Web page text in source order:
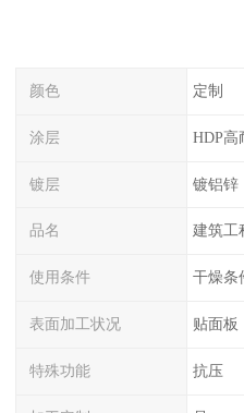
颜色 定制
涂层 HDP高
镀层 镀铝锌
品名 建筑工
使用条件 干燥条
表面加工状况 贴面板
特殊功能 抗压